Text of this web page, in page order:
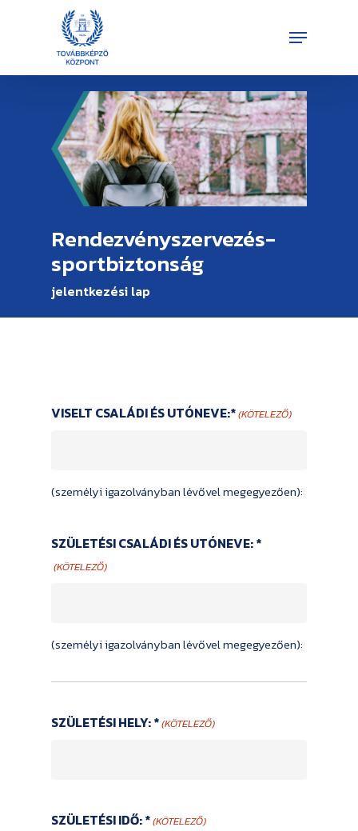
content
Menu
Rendezvényszervezés-
sportbiztonság
jelentkezési lap
VISELT CSALÁDI ÉS UTÓNEVE:*(KÖTELEZŐ)
(személyi igazolványban lévővel megegyezően):
SZÜLETÉSI CSALÁDI ÉS UTÓNEVE: *
(KÖTELEZŐ)
(személyi igazolványban lévővel megegyezően):
SZÜLETÉSI HELY: *(KÖTELEZŐ)
SZÜLETÉSI IDŐ: *(KÖTELEZŐ)
Menu